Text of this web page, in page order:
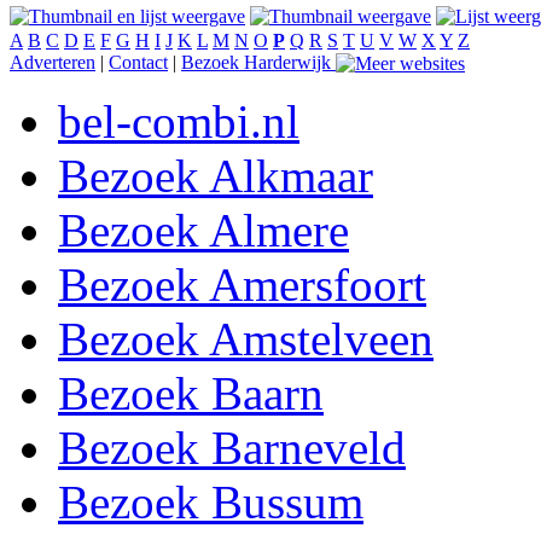
A B C D E F G H I J K L M N O P Q R S T U V W X Y Z
Adverteren | Contact | Bezoek Harderwijk
bel-combi.nl
Bezoek Alkmaar
Bezoek Almere
Bezoek Amersfoort
Bezoek Amstelveen
Bezoek Baarn
Bezoek Barneveld
Bezoek Bussum